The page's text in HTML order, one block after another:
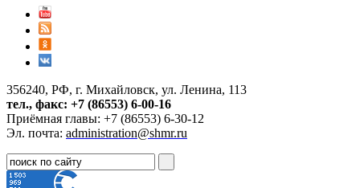
356240, РФ, г. Михайловск, ул. Ленина, 113
тел., факс: +7 (86553) 6-00-16
Приёмная главы: +7 (86553) 6-30-12
Эл. почта: administration@shmr.ru